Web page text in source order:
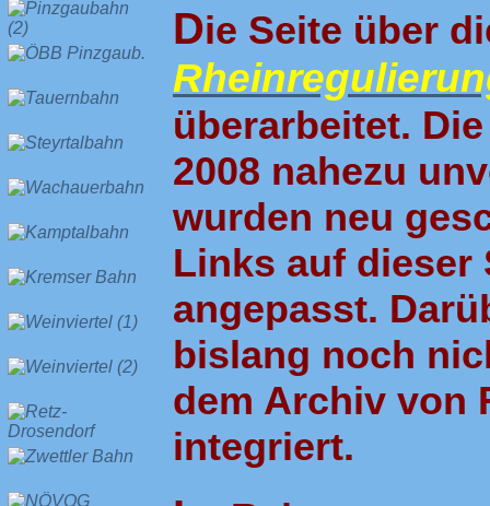
Die Seite über
überarbeitet.
2008 nahezu
wurden neu
Links auf dieser
angepasst.
bislang noch
dem Archiv von
integriert.